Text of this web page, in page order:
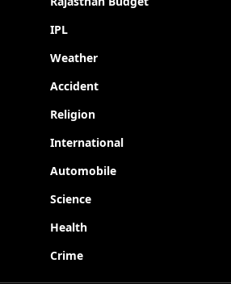
IPL
Weather
Accident
Religion
International
Automobile
Science
Health
Crime